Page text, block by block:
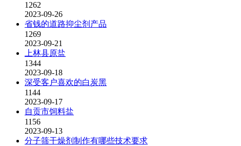
1262
2023-09-26
省钱的道路抑尘剂产品
1269
2023-09-21
上林县原盐
1344
2023-09-18
深受客户喜欢的白炭黑
1144
2023-09-17
自贡市饲料盐
1156
2023-09-13
分子筛干燥剂制作有哪些技术要求